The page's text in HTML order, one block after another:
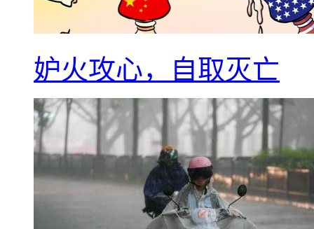
妒火攻心，自取灭亡